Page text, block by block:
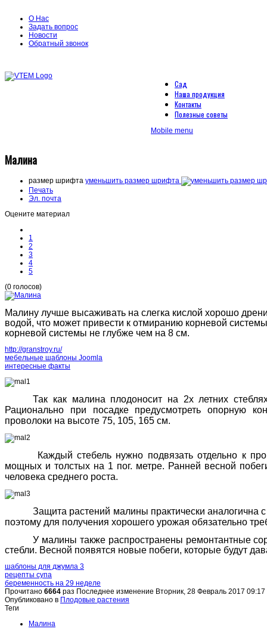
О Нас
Задать вопрос
Новости
Обратный звонок
Сад
Наша продукция
Контакты
Полезные советы
Mobile menu
Малина
размер шрифта уменьшить размер шрифта
Печать
Эл. почта
Оцените материал
1
2
3
4
5
(0 голосов)
Малину лучше высаживать на слегка кислой хорошо
водой, что может привести к отмиранию корневой
корневой системы не глубже чем на 8 см.
http://granstroy.ru/
мебельные шаблоны Joomla
интересные факты
Так как малина плодоносит на 2х летних
Рационально при посадке предусмотреть опорную
проволоки на высоте 75, 105, 165 см.
Каждый стебель нужно подвязать отдельно к
мощных и толстых на 1 пог. метре. Ранней весной
человека среднего роста.
Защита растений малины практически аналогична
поэтому для получения хорошего урожая обязательно
У малины также распространены ремонтантные
стебли. Весной появятся новые побеги, которые будут
шаблоны для джумла 3
рецепты супа
беременность на 29 неделе
Прочитано 6664 раз Последнее изменение Вторник, 28 Февраль 2017 09:17
Опубликовано в Плодовые растения
Теги
Малина